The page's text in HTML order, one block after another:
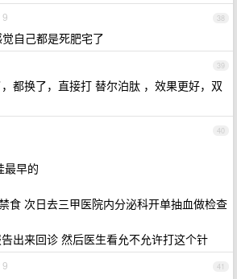
38
9
自己都是死肥宅了
39
都换了，直接打 替尔泊肽 ，效果更好，双
40
最早的
食 次日去三甲医院内分泌科开单抽血做检查
出来回诊 然后医生看允不允许打这个针
41
9